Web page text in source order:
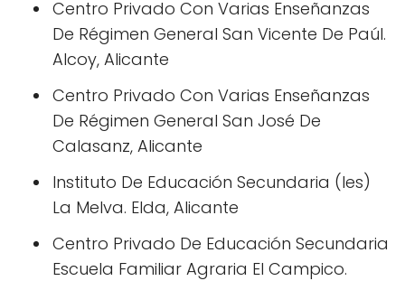
Centro Privado Con Varias Enseñanzas
De Régimen General San Vicente De Paúl.
Alcoy, Alicante
Centro Privado Con Varias Enseñanzas
De Régimen General San José De
Calasanz, Alicante
Instituto De Educación Secundaria (Ies)
La Melva. Elda, Alicante
Centro Privado De Educación Secundaria
Escuela Familiar Agraria El Campico.